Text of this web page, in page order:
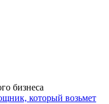
бизнеса
который возьмет